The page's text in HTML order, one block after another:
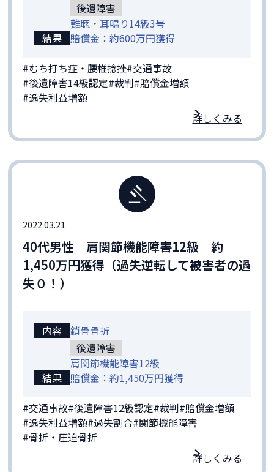
後遺障害
難聴・耳鳴り14級3号
結果
賠償金：約600万円獲得
#むち打ち症・腰椎捻挫#交通事故
#後遺障害14級認定#裁判#賠償金増額
#逸失利益増額
詳しくみる
2022.03.21
40代男性 肩関節機能障害12級 約
1,450万円獲得（過失逆転して被害者の過
失０！）
内容
鎖骨骨折
後遺障害
肩関節機能障害12級
結果
賠償金：約1,450万円獲得
#交通事故#後遺障害12級認定#裁判#賠償金増額
#逸失利益増額#過失割合#関節機能障害
#骨折・圧迫骨折
詳しくみる